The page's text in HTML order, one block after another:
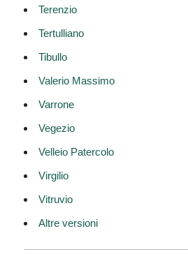
Terenzio
Tertulliano
Tibullo
Valerio Massimo
Varrone
Vegezio
Velleio Patercolo
Virgilio
Vitruvio
Altre versioni